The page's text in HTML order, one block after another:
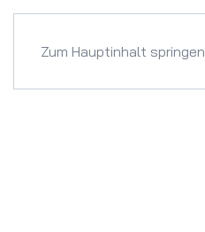
Zum Hauptinhalt springen